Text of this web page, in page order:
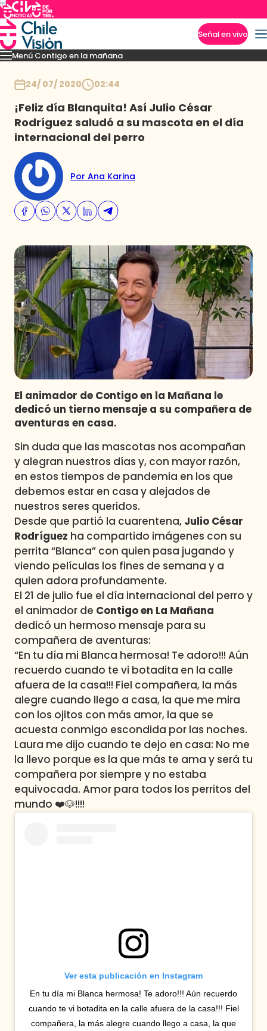
Señal en vivo
Menú Contigo en la mañana
MomentosReportajesDenunciasPolicialPolíticaEspectáculo
24/ 07/ 2020 02:44
¡Feliz día Blanquita! Así Julio César
Rodríguez saludó a su mascota en el día
internacional del perro
Por Ana Karina
El animador de Contigo en la Mañana le
dedicó un tierno mensaje a su compañera de
aventuras en casa.
Sin duda que las mascotas nos acompañan
y alegran nuestros días y, con mayor razón,
en estos tiempos de pandemia en los que
debemos estar en casa y alejados de
nuestros seres queridos.
Desde que partió la cuarentena, Julio César
Rodríguez ha compartido imágenes con su
perrita “Blanca” con quien pasa jugando y
viendo películas los fines de semana y a
quien adora profundamente.
El 21 de julio fue el día internacional del perro y
el animador de Contigo en La Mañana
dedicó un hermoso mensaje para su
compañera de aventuras:
“En tu día mi Blanca hermosa! Te adoro!!! Aún
recuerdo cuando te vi botadita en la calle
afuera de la casa!!! Fiel compañera, la más
alegre cuando llego a casa, la que me mira
con los ojitos con más amor, la que se
acuesta conmigo escondida por las noches.
Laura me dijo cuando te dejo en casa: No me
la llevo porque es la que más te ama y será tu
compañera por siempre y no estaba
equivocada. Amor para todos los perritos del
mundo ❤️🐶!!!!
Ver esta publicación en Instagram
En tu día mi Blanca hermosa! Te adoro!!! Aún recuerdo
cuando te vi botadita en la calle afuera de la casa!!! Fiel
compañera, la más alegre cuando llego a casa, la que
Imperdibles
Programas
Club De La Comedia
Contigo en Directo
Plan Perfecto
El Tiempo
Sabingo
Todos Los Programas